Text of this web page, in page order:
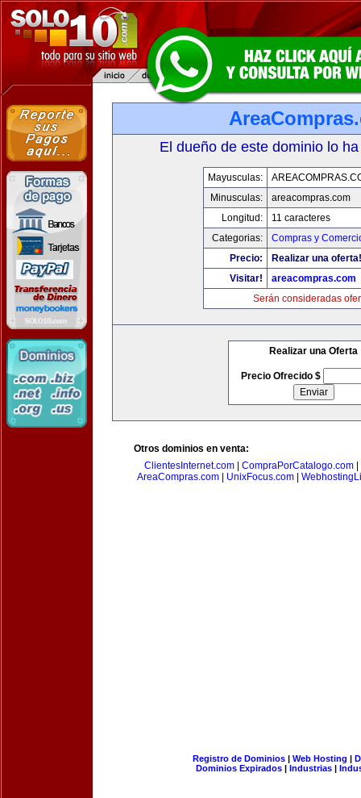
El dueño de este dominio lo
Mayusculas:
Minusculas:
areacompras.com
Longitud:
11 caracteres
Categorias:
Compras y
Precio:
Realizar una oferta!
Visitar!
areacompras.com
Serán consideradas
Realizar una Oferta
Precio Ofrecido $
Otros dominios en venta:
ClientesInternet.com
CompraPorCatalogo.com
AreaCompras.com
UnixFocus.com
Registro de Dominios| Web Hosting |
Dominios Expirados | Industrias |